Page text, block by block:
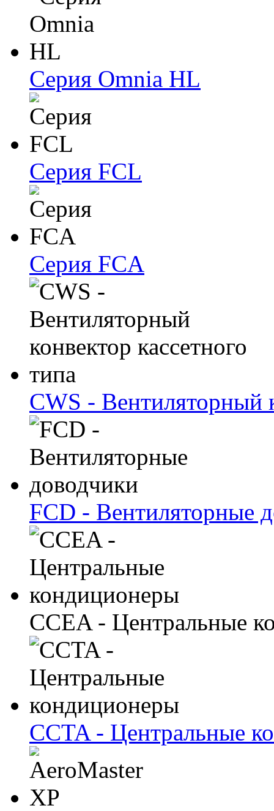
Серия Omnia HL
Серия FCL
Серия FCA
CWS - Вентиляторный
FCD - Вентиляторные
CCEA - Центральные
CCTA - Центральные